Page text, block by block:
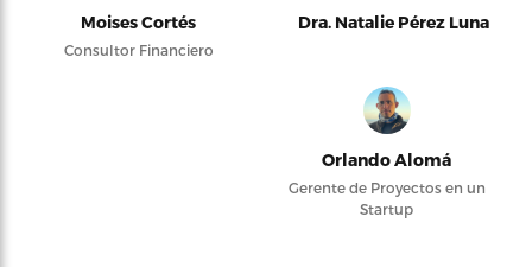
Moises Cortés
Consultor Financiero
Dra. Natalie Pérez Luna
Orlando Alomá
Gerente de Proyectos en un
Startup